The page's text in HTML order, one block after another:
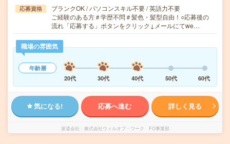
応募資格
ブランクOK / パソコンスキル不要 / 英語力不要
ご経験のある方＃学歴不問＃髪色・髪型自由！○応募後の
流れ「応募する」ボタンをクリック↓メールにてwe…
職場の雰囲気
年齢層
20代
30代 40代 50代 60代
気になる! 応募へ進む 詳しく見る
派遣会社 株式会社ウィルオブ・ワーク FO事業部